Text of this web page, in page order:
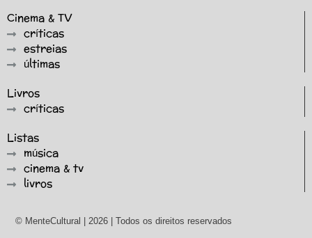
Cinema & TV
críticas
estreias
últimas
Livros
críticas
Listas
música
cinema & tv
livros
© MenteCultural | 2026 | Todos os direitos reservados